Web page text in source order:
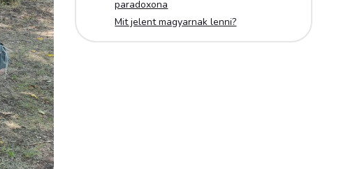
paradoxona
Mit jelent magyarnak lenni?